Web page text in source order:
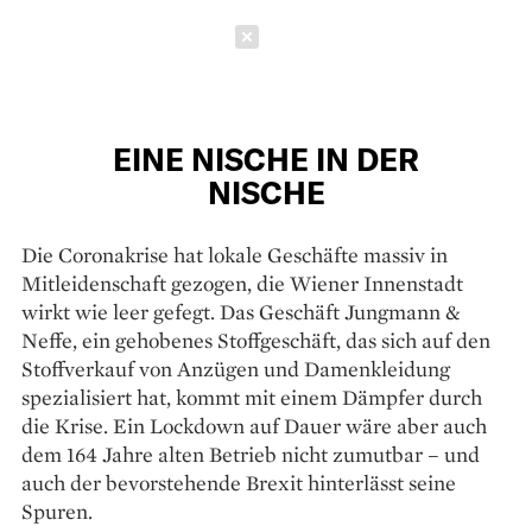
EINE NISCHE IN DER
NISCHE
Die Coronakrise hat lokale Geschäfte massiv in
Mitleidenschaft gezogen, die Wiener Innenstadt
wirkt wie leer gefegt. Das Geschäft Jungmann &
Neffe, ein gehobenes Stoffgeschäft, das sich auf den
Stoffverkauf von Anzügen und Damenkleidung
spezialisiert hat, kommt mit einem Dämpfer durch
die Krise. Ein Lockdown auf Dauer wäre aber auch
dem 164 Jahre alten Betrieb nicht zumutbar – und
auch der bevorstehende Brexit hinterlässt seine
Spuren.